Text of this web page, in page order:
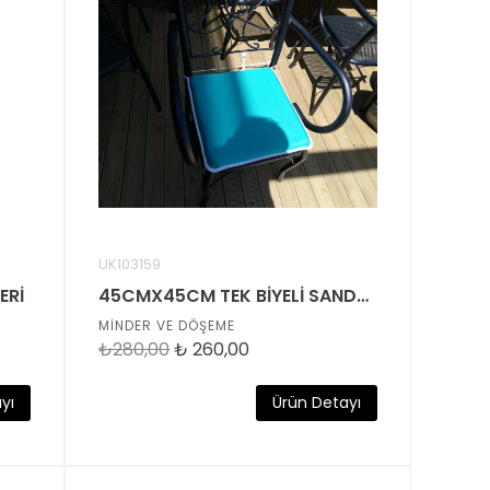
UK103159
45CMX45CM TEK BİYELİ SANDELYE MİNDERİ
MİNDER VE DÖŞEME
₺280,00₺260,00
Ürün Detayı